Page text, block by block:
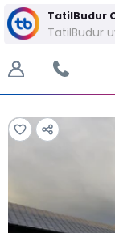
TatilBudur
TatilBudur
Tüm